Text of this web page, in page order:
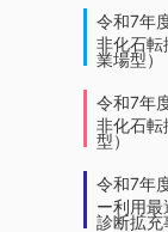
令和7年
非化石転
業場型）
令和7年
非化石転
型）
令和7年
ー利用最
診断拡充